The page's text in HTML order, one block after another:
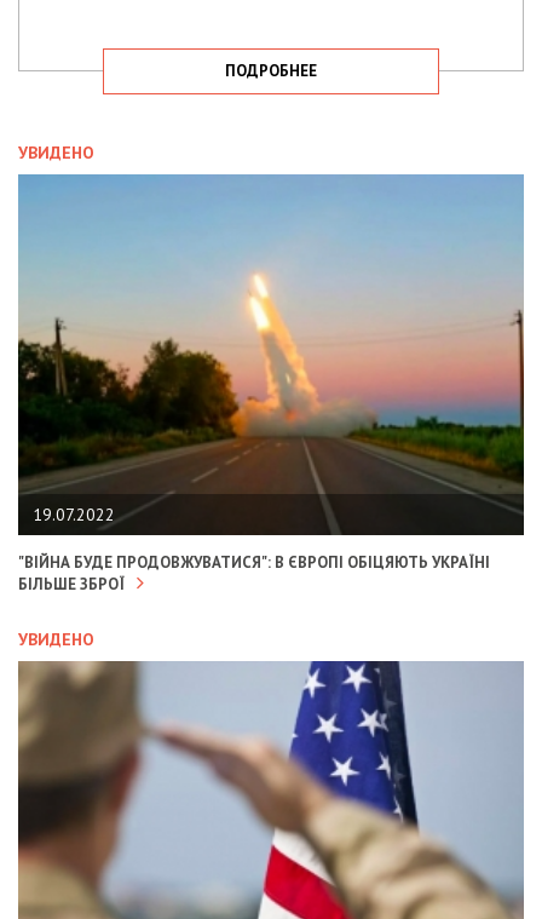
ПОДРОБНЕЕ
УВИДЕНО
19.07.2022
"ВІЙНА БУДЕ ПРОДОВЖУВАТИСЯ": В ЄВРОПІ ОБІЦЯЮТЬ УКРАЇНІ
БІЛЬШЕ ЗБРОЇ
УВИДЕНО